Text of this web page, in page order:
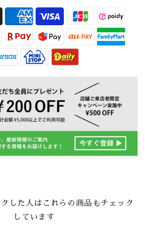
した人はこれらの商品もチェック
しています